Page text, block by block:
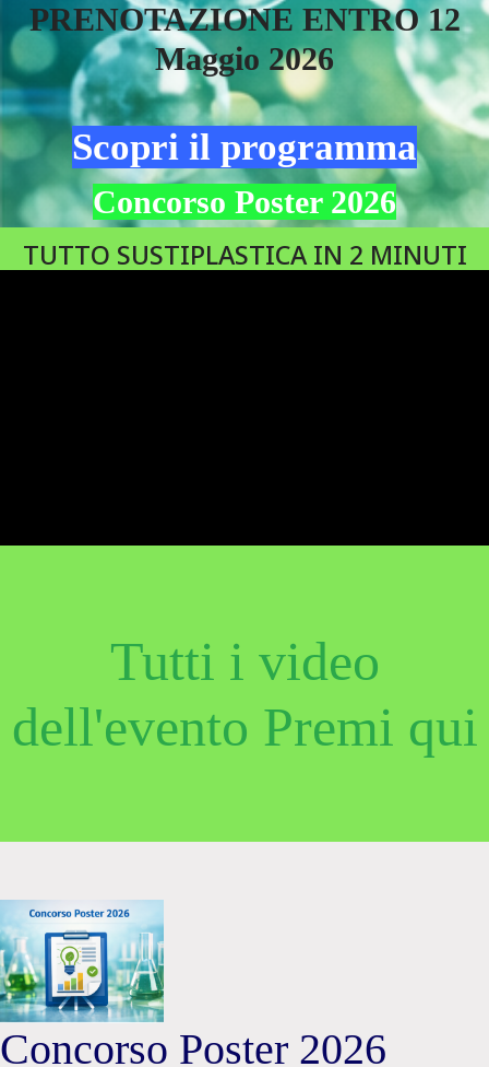
PRENOTAZIONE ENTRO 12
Maggio 2026
Scopri il programma
Concorso Poster 2026
TUTTO SUSTIPLASTICA IN 2 MINUTI
Tutti i video
dell'evento Premi qui
Concorso Poster 2026